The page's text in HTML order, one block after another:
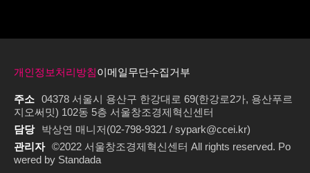
개인정보처리방침이메일무단수집거부
주소 04378 서울시 용산구 한강대로 69(한강로2가, 용산푸르
지오써밋) 102동 5층 서울창조경제혁신센터
담당
박상연 매니저(02-798-9321 / sypark@ccei.kr)
관리자 ©2022 서울창조경제혁신센터 All rights reserved. Po
wered by Standada